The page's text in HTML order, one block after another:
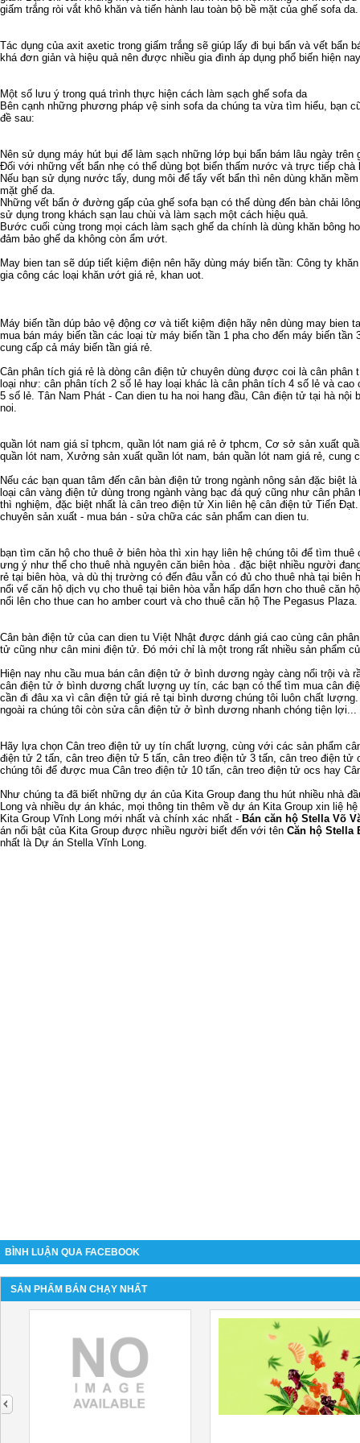
giấm trắng ròi vắt khô khăn và tiến hành lau toàn bộ bề mặt của ghế sofa da.
Tác dụng của axit axetic trong giấm trắng sẽ giúp lấy đi bụi bẩn và vết bẩn
khá đơn giản và hiệu quả nên được nhiều gia đình áp dụng phổ biến hiện
Một số lưu ý trong quá trình thực hiện cách làm sạch ghế sofa da
Bên cạnh những phương pháp vệ sinh sofa da chúng ta vừa tìm hiểu, bạn
đề sau:
Nên sử dụng máy hút bụi để làm sạch những lớp bụi bẩn bám lâu ngày trên
Đối với những vết bẩn nhẹ có thể dùng bọt biển thấm nước và trực tiếp chà
Nếu bạn sử dụng nước tẩy, dung môi để tẩy vết bẩn thì nên dùng khăn
mặt ghế da.
Những vết bẩn ở đường gấp của ghế sofa bạn có thể dùng đến bàn chải
sử dụng trong khách sạn lau chùi và làm sạch một cách hiệu quả.
Bước cuối cùng trong mọi cách làm sạch ghế da chính là dùng khăn bông
đảm bảo ghế da không còn ẩm ướt.
May bien tan sẽ dúp tiết kiệm điện nên hãy dùng máy biến tần: Công ty
gia công các loại khăn ướt giá rẻ khan uot
Máy biến tần dúp bảo vệ động cơ và tiết kiệm điện hãy nên dùng may bien
mua bán máy biến tần các loại từ máy biến tần 1 pha cho đến máy biến tần
cung cấp cả máy biến tần giá rẻ
Cân phân tích giá rẻ là dòng cân điện tử chuyên dùng được coi là cân phân
loại như: cân phân tích 2 số lẻ hay loại khác là cân phân tích 4 số lẻ và cao
5 số lẻ . Tân Nam Phát - Can dien tu ha noi hang đầu, Cân điện tử tại hà nội
noi
quần lót nam giá sỉ tphcm quần lót nam giá rẻ ở tphcm Cơ sở sản xuất
quần lót nam Xưởng sản xuất quần lót nam bán quần lót nam giá rẻ cung
Nếu các bạn quan tâm đến cân bàn điện tử trong ngành nông sản đặc biệt là
loại cân vàng điện tử dùng trong ngành vàng bạc đá quý cũng như cân phân
thì nghiệm, đặc biệt nhất là cân treo điện tử Xin liên hệ cân điện tử Tiến
chuyên sản xuất - mua bán - sửa chữa các sản phẩm can dien tu
bạn tìm căn hộ cho thuê ở biên hòa thì xin hạy liên hệ chúng tôi để tìm thuê
ưng ý như thể cho thuê nhà nguyên căn biên hòa . đặc biệt nhiều người
rẻ tại biên hòa , và dù thị trường có đến đâu vẫn có đủ cho thuê nhà tại biên
nổi vể căn hộ dịch vụ cho thuê tại biên hòa vẫn hấp dẩn hơn cho thuê căn
nổi lên cho thue can ho amber court và cho thuê căn hộ The Pegasus Plaza
Cân bàn điện tử của can dien tu Việt Nhật được dánh giá cao cùng cân
tử cũng như cân mini điện tử . Đó mới chỉ là một trong rất nhiều sản phẩm
Hiện nay nhu cầu mua bán cân điện tử ở bình dương ngày càng nổi trội và
cân điện tử ở bình dương chất lượng uy tín, các bạn có thể tìm mua cân
cần đi đâu xa vì cân điện tử giá rẻ tại bình dương chúng tôi luôn chất
ngoài ra chúng tôi còn sửa cân điện tử ở bình dương nhanh chóng tiện lợi...
Hãy lựa chọn Cân treo điện tử uy tín chất lượng, cùng với các sản phẩm
điện tử 2 tấn cân treo điện tử 5 tấn cân treo điện tử 3 tấn cân treo điện tử
chúng tôi để được mua Cân treo điện tử 10 tấn cân treo điện tử ocs hay
Như chúng ta đã biết những dự án của Kita Group đang thu hút nhiều nhà
Long và nhiều dự án khác, mọi thông tin thêm về dự án Kita Group xin liệ hệ
Kita Group Vĩnh Long mới nhất và chính xác nhất - Bán căn hộ Stella Võ
án nổi bật của Kita Group được nhiều người biết đến với tên Căn hộ Stella
nhất là Dự án Stella Vĩnh Long
BÌNH LUẬN QUA FACEBOOK
SẢN PHẨM BÁN CHẠY NHẤT
next